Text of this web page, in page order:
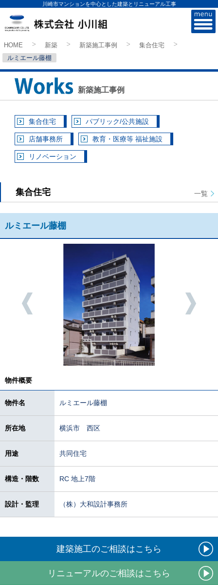
川崎市マンションを中心とした建築とリニューアル工事
HOME >新築 >新築施工事例 >
集合住宅
ルミエール藤棚
新築施工事例
集合住宅 パブリック/公共施設
店舗事務所 教育・医療等 福祉施設
リノベーション
集合住宅 一覧
ルミエール藤棚
物件概要
物件名 ルミエール藤棚
所在地 横浜市 西区
用途 共同住宅
構造・階数 RC 地上7階
設計・監理 （株）大和設計事務所
建築施工のご相談はこちら
リニューアルのご相談はこちら